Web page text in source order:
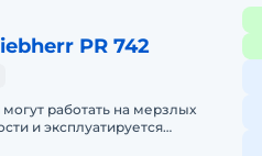
PR 742
работать на мерзлых
и эксплуатируется